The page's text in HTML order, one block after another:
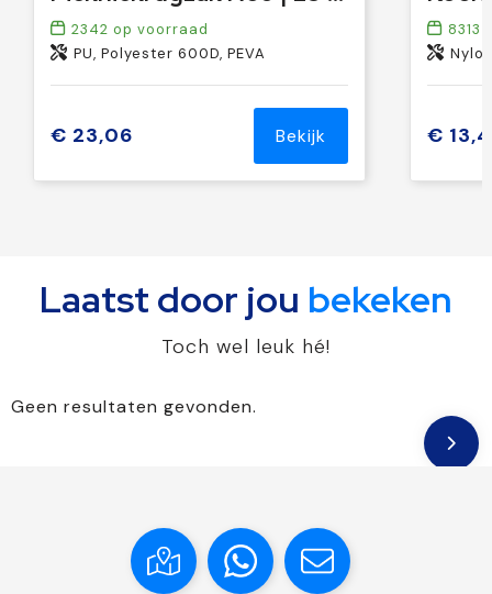
2342 op voorraad
PU, Polyester 600D, PEVA
€ 23,06 Bekijk
8313
€
Laatst door jou bekeken
Toch wel leuk hé!
Geen resultaten gevonden.